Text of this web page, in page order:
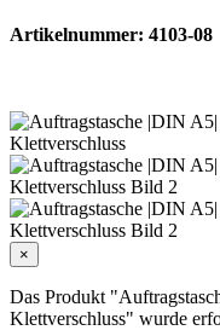
Artikelnummer: 4103-08
×
Das Produkt
Klettverschluss" wurde